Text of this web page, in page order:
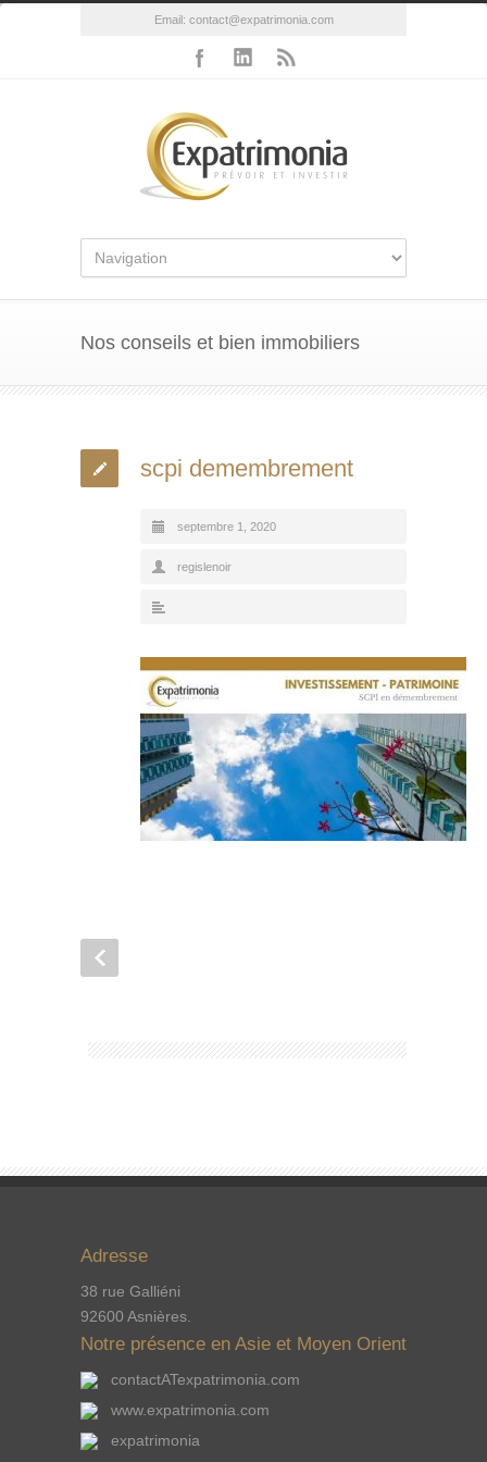
Email: contact@expatrimonia.com
Nos conseils et bien immobiliers
scpi demembrement
septembre 1, 2020
regislenoir
Adresse
38 rue Galliéni
92600 Asnières.
Notre présence en Asie et Moyen Orient
contactATexpatrimonia.com
www.expatrimonia.com
expatrimonia